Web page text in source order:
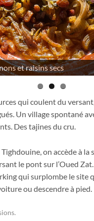
tajine aux petits pois
qui coulent du
Un village spontané
Des tajines du cru.
on accède à la
le pont sur l’Oued
qui surplombe le site
ou descendre à pied.
.